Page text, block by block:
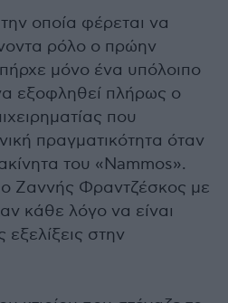
οποία φέρεται να
ρόλο ο πρώην
μόνο ένα υπόλοιπο
εξοφληθεί πλήρως ο
που
πραγματικότητα όταν
του «Nammos».
Ζαννής Φραντζέσκος με
κάθε λόγο να είναι
εξελίξεις στην